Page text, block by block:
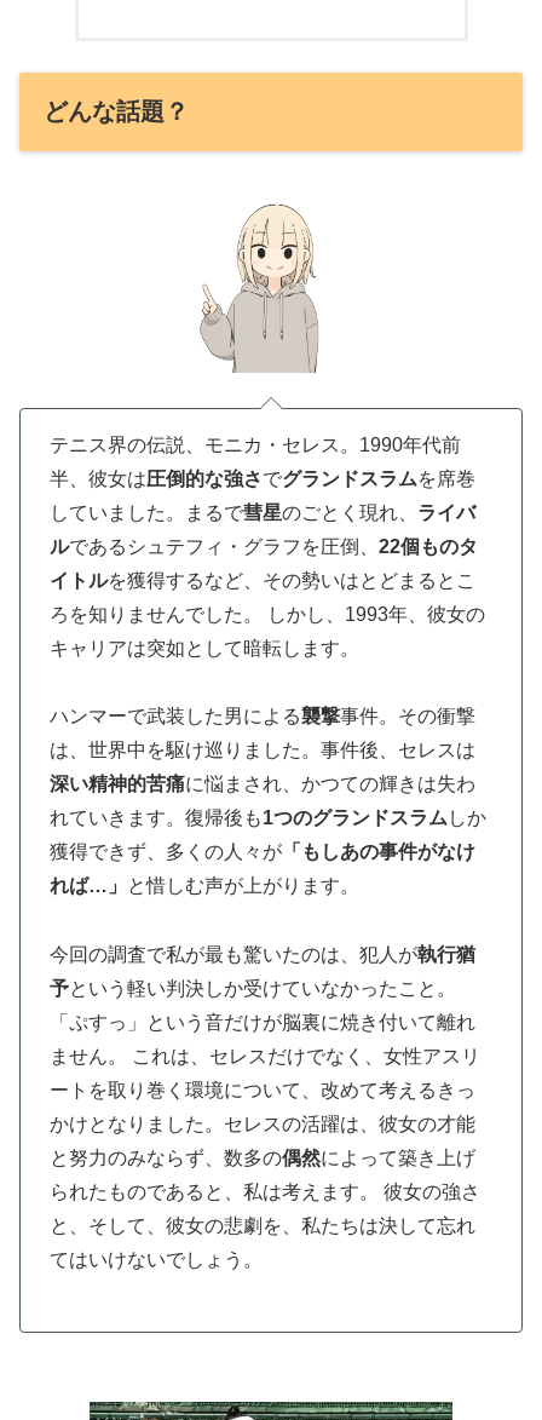
どんな話題？
テニス界の伝説、モニカ・セレス。1990年代前
半、彼女は圧倒的な強さでグランドスラムを席巻
していました。まるで彗星のごとく現れ、 ライバ
ルであるシュテフィ・グラフを圧倒、 22個ものタ
イトルを獲得するなど、その勢いはとどまるとこ
ろを知りませんでした。 しかし、1993年、彼女の
キャリアは突如として暗転します。
ハンマーで武装した男による襲撃事件。その衝撃
は、世界中を駆け巡りました。事件後、セレスは
深い精神的苦痛に悩まされ、かつての輝きは失わ
れていきます。復帰後も1つのグランドスラム しか
獲得できず、多くの人々が 「もしあの事件がなけ
れば…」
と惜しむ声が上がります。
今回の調査で私が最も驚いたのは、犯人が執行猶
予という軽い判決しか受けていなかったこと。
「ぷすっ」という音だけが脳裏に焼き付いて離れ
ません。 これは、セレスだけでなく、女性アスリ
ートを取り巻く環境について、改めて考えるきっ
かけとなりました。セレスの活躍は、彼女の才能
と努力のみならず、数多の偶然によって築き上げ
られたものであると、私は考えます。 彼女の強さ
と、そして、彼女の悲劇を、私たちは決して忘れ
てはいけないでしょう。